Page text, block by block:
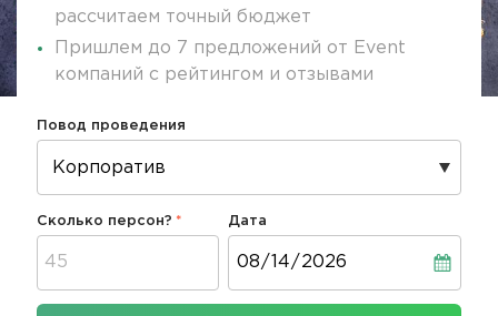
рассчитаем точный бюджет
Пришлем до 7 предложений от Event
компаний с рейтингом и отзывами
Повод проведения
Сколько персон? Дата